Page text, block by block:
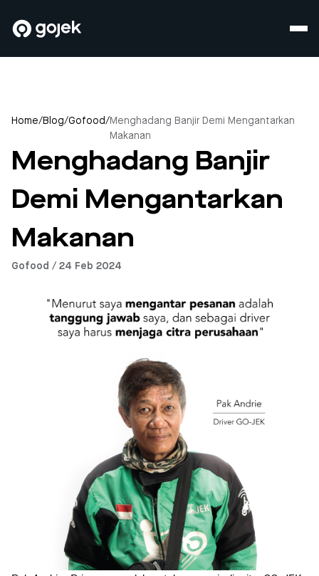
Home/Blog/Gofood/Menghadang Banjir Demi Mengantarkan
Makanan
Menghadang Banjir
Demi Mengantarkan
Makanan
Gofood / 24 Feb 2024